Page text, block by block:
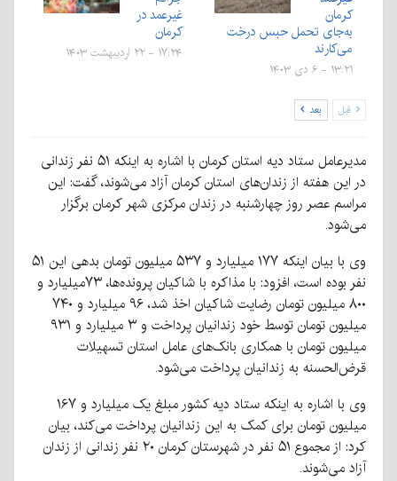
کرمان
به‌جای تحمل حبس درخت
می‌کارند
۱۳:۲۱ - ۶ دی ۱۴۰۳
غیرعمد در
کرمان
۱۷:۲۴ - ۲۲ اردیبهشت ۱۴۰۳
قبل بعد
مدیرعامل ستاد دیه استان کرمان با اشاره به اینکه ۵۱ نفر زندانی
در این هفته از زندان‌های استان کرمان آزاد می‌شوند، گفت: این
مراسم عصر روز چهارشنبه در زندان مرکزی شهر کرمان برگزار
می‌شود.
وی با بیان اینکه ۱۷۷ میلیارد و ۵۳۷ میلیون تومان بدهی این ۵۱
نفر بوده است، افزود: با مذاکره با شاکیان پرونده‌ها، ۷۳میلیارد و
۸۰۰ میلیون تومان رضایت شاکیان اخذ شد، ۹۶ میلیارد و ۷۴۰
میلیون تومان توسط خود زندانیان پرداخت و ۳ میلیارد و ۹۳۱
میلیون تومان با همکاری بانک‌های عامل استان تسهیلات
قرض‌الحسنه به زندانیان پرداخت می‌شود.
وی با اشاره به اینکه ستاد دیه کشور مبلغ یک میلیارد و ۱۶۷
میلیون تومان برای کمک به این زندانیان پرداخت می‌کند، بیان
کرد: از مجموع ۵۱ نفر در شهرستان کرمان ۲۰ نفر زندانی از زندان
آزاد می‌شوند.